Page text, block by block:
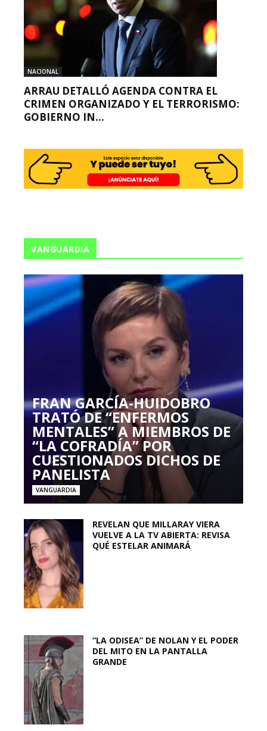
NACIONAL
ARRAU DETALLÓ AGENDA CONTRA EL
CRIMEN ORGANIZADO Y EL TERRORISMO:
GOBIERNO IN...
VANGUARDIA
FRAN GARCÍA-HUIDOBRO
TRATÓ DE “ENFERMOS
MENTALES” A MIEMBROS DE
“LA COFRADÍA” POR
CUESTIONADOS DICHOS DE
PANELISTA
VANGUARDIA
REVELAN QUE MILLARAY VIERA
VUELVE A LA TV ABIERTA: REVISA
QUÉ ESTELAR ANIMARÁ
“LA ODISEA” DE NOLAN Y EL PODER
DEL MITO EN LA PANTALLA
GRANDE